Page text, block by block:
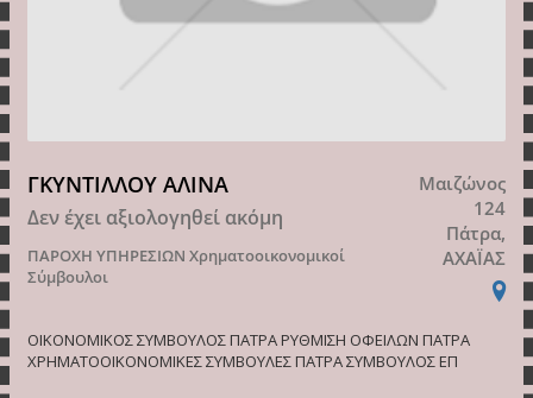
ΓΚΥΝΤΙΛΛΟΥ ΑΛΙΝΑ
Δεν έχει αξιολογηθεί ακόμη
ΠΑΡΟΧΗ ΥΠΗΡΕΣΙΩΝ Χρηματοοικονομικοί
Σύμβουλοι
Μαιζώνος
124
Πάτρα,
ΑΧΑΪΑΣ
ΟΙΚΟΝΟΜΙΚΟΣ ΣΥΜΒΟΥΛΟΣ ΠΑΤΡΑ ΡΥΘΜΙΣΗ ΟΦΕΙΛΩΝ ΠΑΤΡΑ
ΧΡΗΜΑΤΟΟΙΚΟΝΟΜΙΚΕΣ ΣΥΜΒΟΥΛΕΣ ΠΑΤΡΑ ΣΥΜΒΟΥΛΟΣ ΕΠ